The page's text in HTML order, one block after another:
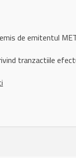
de emitentul
tranzactiile